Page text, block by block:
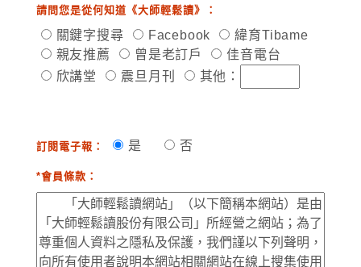
請問您是從何知道《大師輕鬆讀》：
關鍵字搜尋 Facebook
緯育Tibame
親友推薦
曾是老訂戶
佳音電台
欣講堂
震旦月刊 其他：
訂閱電子報： 是 否
*會員條款：